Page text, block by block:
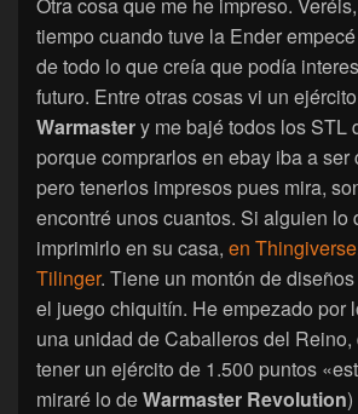
tiempo cuando tuve la Ender
de todo lo que creía que podía
futuro. Entre otras cosas vi un
Warmastery me bajé todos los STL
porque comprarlos en ebay iba a
pero tenerlos impresos pues mira,
encontré unos cuantos. Si alguien lo
imprimirlo en su casa, en
Tilinger. Tiene un montón de
el juego chiquitín. He empezado por
una unidad de Caballeros del
tener un ejército de 1.500 puntos
miraré lo deWarmaster Revolution)